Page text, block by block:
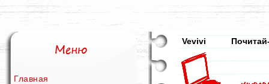
Главная
Vevivi